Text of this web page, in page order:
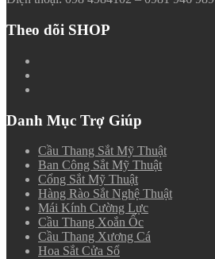
Theo dõi SHOP
Danh Mục Trợ Giúp
Cầu Thang Sắt Mỹ Thuật
Ban Công Sắt Mỹ Thuật
Cổng Sắt Mỹ Thuật
Hàng Rào Sắt Nghệ Thuật
Mái Kính Cường Lực
Cầu Thang Xoắn Ốc
Cầu Thang Xương Cá
Hoa Sắt Cửa Sổ